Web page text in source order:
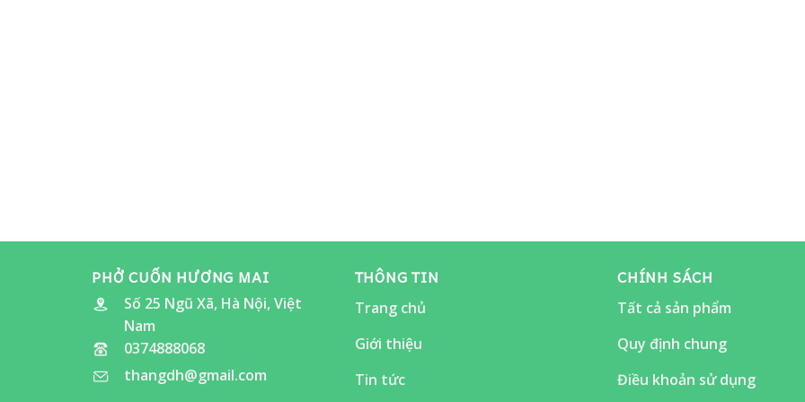
PHỞ CUỐN HƯƠNG MAI
Số 25 Ngũ Xã, Hà Nội, Việt
Nam
0374888068
thangdh@gmail.com
THÔNG TIN
Trang chủ
Giới thiệu
Tin tức
CHÍNH SÁCH
Tất cả sản phẩm
Quy định chung
Điều khoản sử dụng